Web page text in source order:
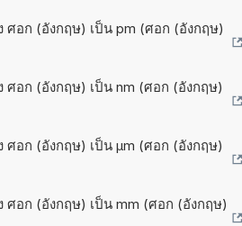
ศอก (อังกฤษ) เป็น pm (ศอก (อังกฤษ)
ศอก (อังกฤษ) เป็น nm (ศอก (อังกฤษ)
ศอก (อังกฤษ) เป็น µm (ศอก (อังกฤษ)
ศอก (อังกฤษ) เป็น mm (ศอก (อังกฤษ)